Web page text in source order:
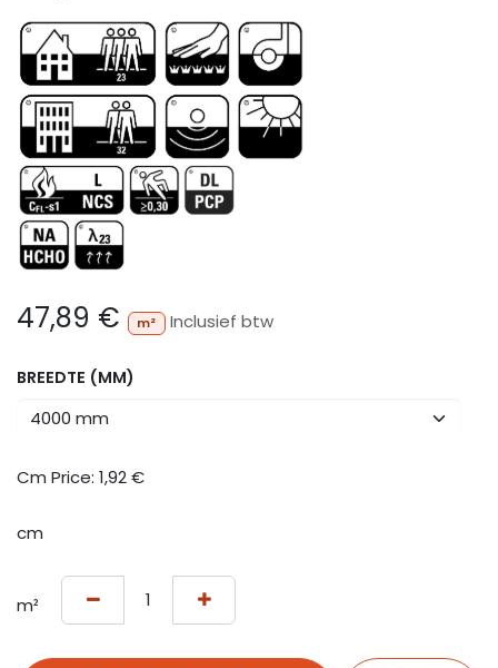
47,89 € m² Inclusief btw
BREEDTE (MM)
Cm Price: 1,92€
cm
m²